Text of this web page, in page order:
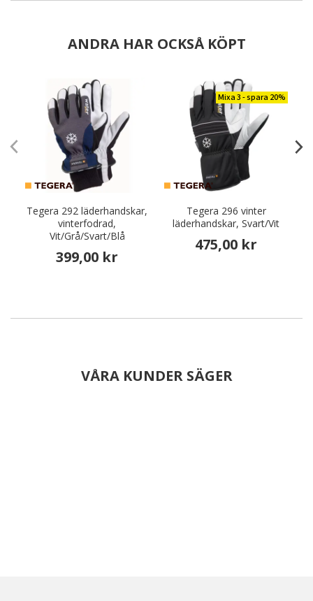
ANDRA HAR OCKSÅ KÖPT
Tegera 292 läderhandskar,
vinterfodrad,
Vit/Grå/Svart/Blå
399,00 kr
Mixa 3 - spara 20%
Tegera 296 vinter
läderhandskar, Svart/Vit
475,00 kr
VÅRA KUNDER SÄGER